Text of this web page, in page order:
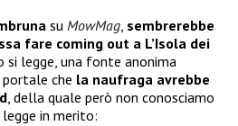
su MowMag, sembrerebbe
fare coming out a L’Isola dei
si legge, una fonte anonima
che la naufraga avrebbe
, della quale però non conosciamo
in merito: